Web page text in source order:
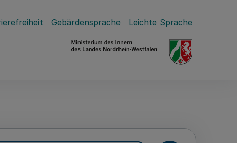
Gebärdensprache Leichte Sprache